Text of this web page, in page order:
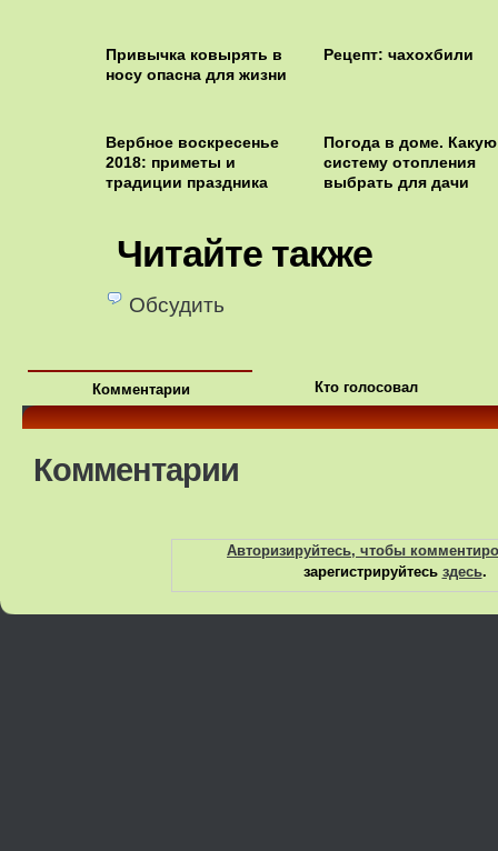
Привычка ковырять в
носу опасна для жизни
Рецепт: чахохбили
Вербное воскресенье
2018: приметы и
традиции праздника
Погода в доме. Какую
систему отопления
выбрать для дачи
Читайте также
Обсудить
Комментарии Кто голосовал
Комментарии
Авторизируйтесь, чтобы
зарегистрируйтесь здесь.